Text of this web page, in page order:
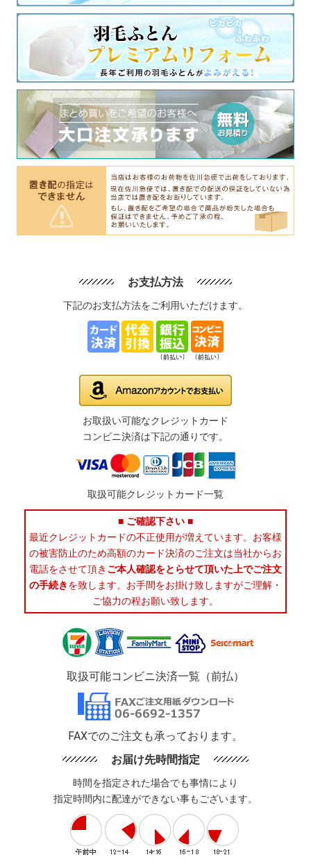
お支払方法
下記のお支払方法をご利用いただけます。
お取扱い可能なクレジットカード
コンビニ決済は下記の通りです。
取扱可能クレジットカード一覧
■ ご確認下さい ■
最近クレジットカードの不正使用が増えています。お客様
の被害防止のため高額のカード決済のご注文は当社からお
電話をさせて頂き ご本人確認をとらせて頂いた上でご注文
の手続きを致します。お手間をお掛け致しますがご理解・
ご協力の程お願い致します。
取扱可能コンビニ決済一覧（前払）
FAXでのご注文も承っております。
お届け先時間指定
時間を指定された場合でも事情により
指定時間内に配達ができない事もございます。